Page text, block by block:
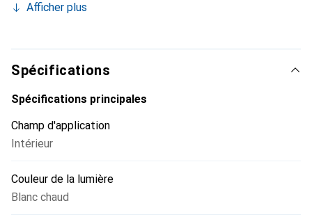
teinte verte de la guirlande ajoute une note fraîche et
permet une installation flexible sans enchevêtrement de
câbles. Avec un poids de 0,934 kilogramme, elle est facile
à manipuler et simple à installer. Cette guirlande est idéale
pour les fêtes, les célébrations ou simplement pour
attrayant et d'une fonctionnalité pratique fait de la
guirlande lumineuse Ivy un excellent choix pour tous ceux
Afficher plus
Spécifications
Spécifications principales
Champ d'application
Intérieur
Couleur de la lumière
Blanc chaud